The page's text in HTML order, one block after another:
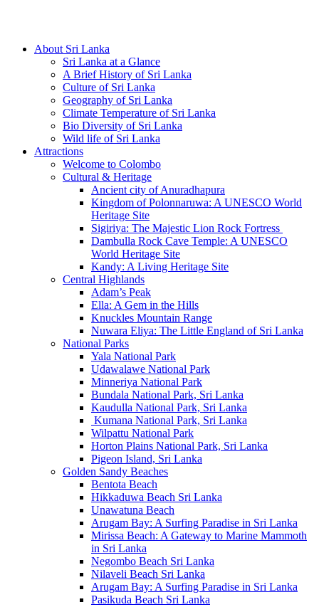
About Sri Lanka
Sri Lanka at a Glance
A Brief History of Sri Lanka
Culture of Sri Lanka
Geography of Sri Lanka
Climate Temperature of Sri Lanka
Bio Diversity of Sri Lanka
Wild life of Sri Lanka
Attractions
Welcome to Colombo
Cultural & Heritage
Ancient city of Anuradhapura
Kingdom of Polonnaruwa: A UNESCO World
Heritage Site
Sigiriya: The Majestic Lion Rock Fortress
Dambulla Rock Cave Temple: A UNESCO
World Heritage Site
Kandy: A Living Heritage Site
Central Highlands
Adam’s Peak
Ella: A Gem in the Hills
Knuckles Mountain Range
Nuwara Eliya: The Little England of Sri Lanka
National Parks
Yala National Park
Udawalawe National Park
Minneriya National Park
Bundala National Park, Sri Lanka
Kaudulla National Park, Sri Lanka
Kumana National Park, Sri Lanka
Wilpattu National Park
Horton Plains National Park, Sri Lanka
Pigeon Island, Sri Lanka
Golden Sandy Beaches
Bentota Beach
Hikkaduwa Beach Sri Lanka
Unawatuna Beach
Arugam Bay: A Surfing Paradise in Sri Lanka
Mirissa Beach: A Gateway to Marine Mammoth
in Sri Lanka
Negombo Beach Sri Lanka
Nilaveli Beach Sri Lanka
Arugam Bay: A Surfing Paradise in Sri Lanka
Pasikuda Beach Sri Lanka